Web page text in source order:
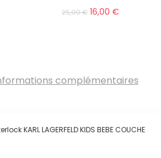
25,00€ 16,00€
complémentaires
KARL LAGERFELD KIDS BEBE COUCHE